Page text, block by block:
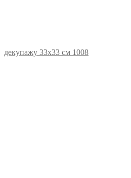
декупажу 33х33 см 1008